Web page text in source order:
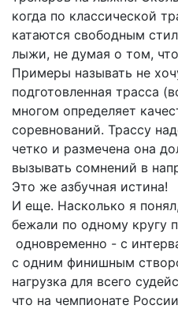
когда по классической
катаются свободным
лыжи, не думая о том,
Примеры называть не
подготовленная трасса
многом определяет
соревнований. Трассу
четко и размечена она
вызывать сомнений в
Это же азбучная истина!
И еще. Насколько я
бежали по одному кругу
одновременно - с
с одним финишным
нагрузка для всего
что на чемпионате